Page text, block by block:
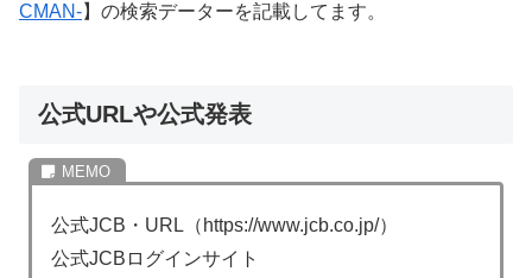
CMAN-】の検索データーを記載してます。
公式URLや公式発表
公式JCB・URL（https://www.jcb.co.jp/）
公式JCBログインサイト